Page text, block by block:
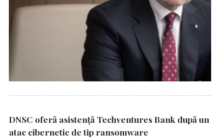
DNSC oferă asistență Techventures Bank după un
atac cibernetic de tip ransomware